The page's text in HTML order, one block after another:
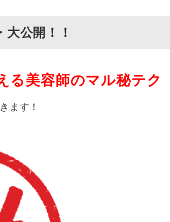
公開！！
る美容師のマル秘テク
ます！